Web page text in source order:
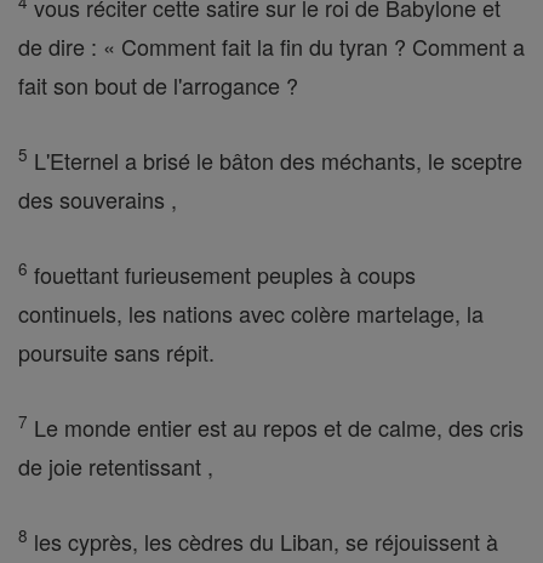
vous réciter cette satire sur le roi de Babylone et
de dire : « Comment fait la fin du tyran ? Comment a
fait son bout de l'arrogance ?
5 L'Eternel a brisé le bâton des méchants, le sceptre
des souverains ,
6 fouettant furieusement peuples à coups
continuels, les nations avec colère martelage, la
poursuite sans répit.
7 Le monde entier est au repos et de calme, des cris
de joie retentissant ,
8 les cyprès, les cèdres du Liban, se réjouissent à